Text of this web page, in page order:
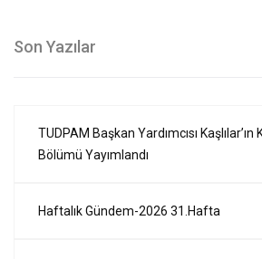
Son Yazılar
TUDPAM Başkan Yardımcısı Kaşlılar’ın
Bölümü Yayımlandı
Haftalık Gündem-2026 31.Hafta